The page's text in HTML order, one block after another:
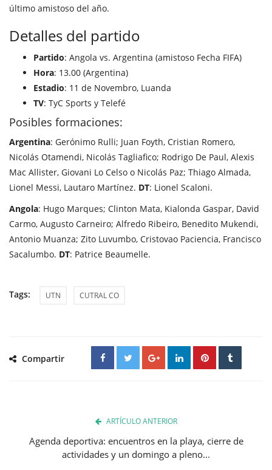
último amistoso del año.
Detalles del partido
Partido: Angola vs. Argentina (amistoso Fecha FIFA)
Hora: 13.00 (Argentina)
Estadio: 11 de Novembro, Luanda
TV: TyC Sports y Telefé
Posibles formaciones:
Argentina: Gerónimo Rulli; Juan Foyth, Cristian Romero,
Nicolás Otamendi, Nicolás Tagliafico; Rodrigo De Paul, Alexis
Mac Allister, Giovani Lo Celso o Nicolás Paz; Thiago Almada,
Lionel Messi, Lautaro Martínez. DT: Lionel Scaloni.
Angola: Hugo Marques; Clinton Mata, Kialonda Gaspar, David
Carmo, Augusto Carneiro; Alfredo Ribeiro, Benedito Mukendi,
Antonio Muanza; Zito Luvumbo, Cristovao Paciencia, Francisco
Sacalumbo. DT: Patrice Beaumelle.
Tags: UTN CUTRAL CO
Compartir
ARTÍCULO ANTERIOR
Agenda deportiva: encuentros en la playa, cierre de
actividades y un domingo a pleno...